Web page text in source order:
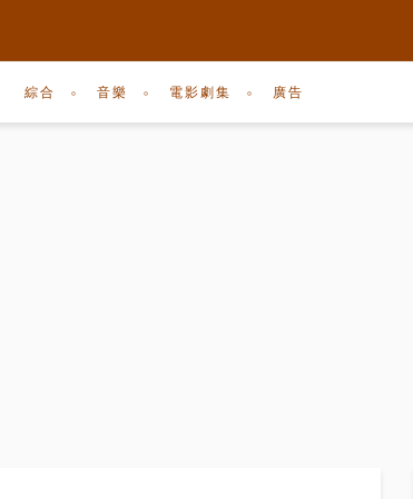
綜合 音樂 電影劇集 廣告